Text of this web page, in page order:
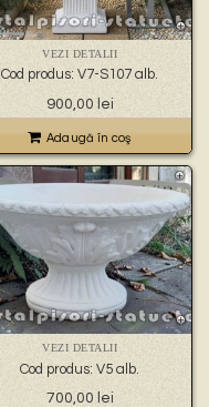
VEZI DETALII
Cod produs: V7-S107 alb.
900,00 lei
Adaugă în coş
VEZI DETALII
Cod produs: V5 alb.
700,00 lei